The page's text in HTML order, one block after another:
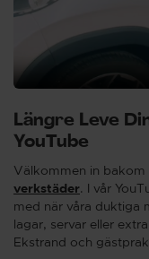
Längre Leve
YouTube
Välkommen in bakom
verkstäder. I vår
med när våra duktiga
lagar, servar eller
Ekstrand och